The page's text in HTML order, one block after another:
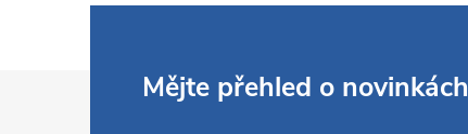
Mějte přehled o novinkách